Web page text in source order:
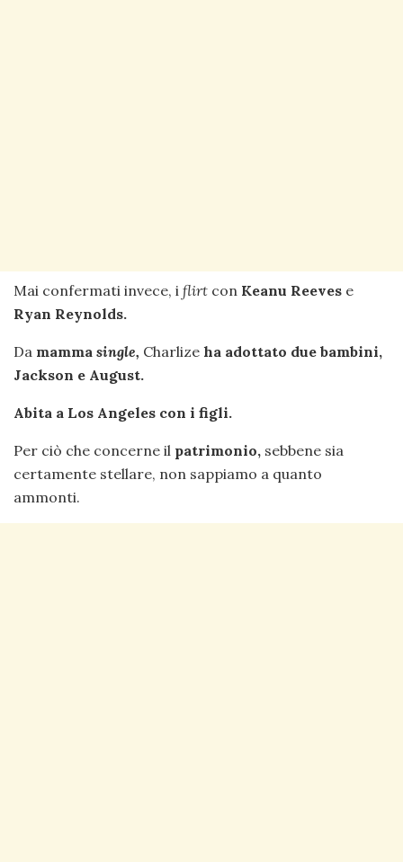
Mai confermati invece, i flirt con Keanu Reeves e
Ryan Reynolds.
Da mamma single, Charlize ha adottato due bambini,
Jackson e August.
Abita a Los Angeles con i figli.
Per ciò che concerne il patrimonio, sebbene sia
certamente stellare, non sappiamo a quanto
ammonti.